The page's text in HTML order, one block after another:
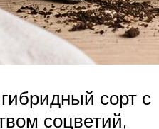
сорт с
соцветий,